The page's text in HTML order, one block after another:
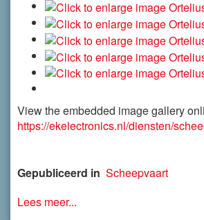
View the embedded image gallery
https://ekelectronics.nl/diensten/
Gepubliceerd in Scheepvaart
Lees meer...